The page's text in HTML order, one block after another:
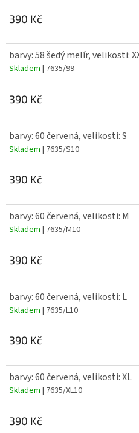
390 Kč
barvy: 58 šedý melír, velikosti:
Skladem | 7635/99
390 Kč
barvy: 60 červená, velikosti: S
Skladem | 7635/S10
390 Kč
barvy: 60 červená, velikosti: M
Skladem | 7635/M10
390 Kč
barvy: 60 červená, velikosti: L
Skladem | 7635/L10
390 Kč
barvy: 60 červená, velikosti: XL
Skladem | 7635/XL10
390 Kč